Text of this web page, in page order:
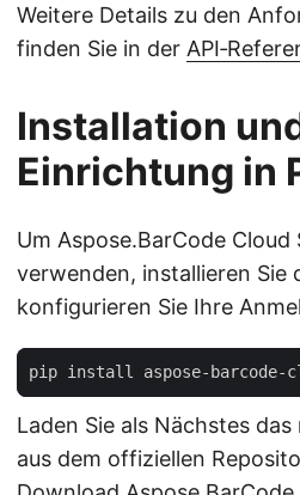
Weitere Details zu den
finden Sie in der
Installation
Einrichtung in
Um Aspose.BarCode
verwenden, installieren Sie
konfigurieren Sie Ihre
Laden Sie als Nächstes das
aus dem offiziellen